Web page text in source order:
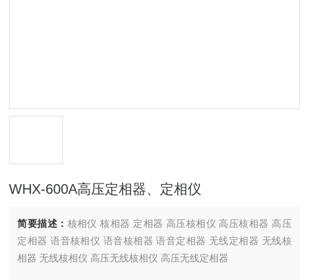
WHX-600A高压定相器、定相仪
简要描述： 核相仪 核相器 定相器 高压核相仪 高压核相器 高压
定相器 语音核相仪 语音核相器 语音定相器 无线定相器 无线核
相器 无线核相仪 高压无线核相仪 高压无线定相器